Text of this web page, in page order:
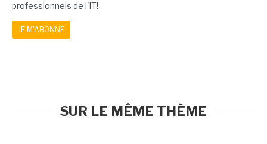
professionnels de l'IT!
JE M'ABONNE
SUR LE MÊME THÈME